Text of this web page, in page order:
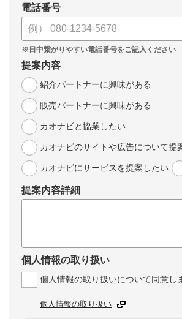
電話番号
提案内容
紹介パートナーに興味がある
販売パートナーに興味がある
カオナビと協業したい
カオナビのサイトや広告について提
カオナビにサービスを提案したい
提案内容詳細
個人情報の取り扱い
個人情報の取り扱いについて同意し
個人情報の取り扱い